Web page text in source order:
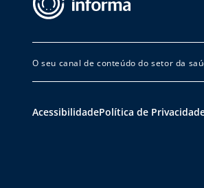
O seu canal de conteúdo do setor da
AcessibilidadePolítica de